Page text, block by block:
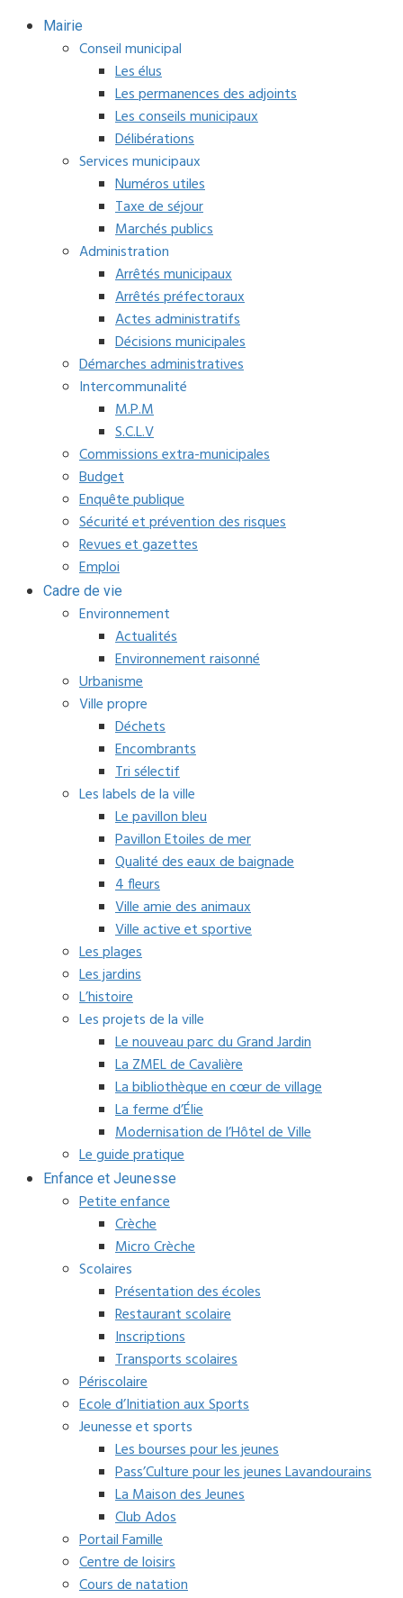
Mairie
Conseil municipal
Les élus
Les permanences des adjoints
Les conseils municipaux
Délibérations
Services municipaux
Numéros utiles
Taxe de séjour
Marchés publics
Administration
Arrêtés municipaux
Arrêtés préfectoraux
Actes administratifs
Décisions municipales
Démarches administratives
Intercommunalité
M.P.M
S.C.L.V
Commissions extra-municipales
Budget
Enquête publique
Sécurité et prévention des risques
Revues et gazettes
Emploi
Cadre de vie
Environnement
Actualités
Environnement raisonné
Urbanisme
Ville propre
Déchets
Encombrants
Tri sélectif
Les labels de la ville
Le pavillon bleu
Pavillon Etoiles de mer
Qualité des eaux de baignade
4 fleurs
Ville amie des animaux
Ville active et sportive
Les plages
Les jardins
L’histoire
Les projets de la ville
Le nouveau parc du Grand Jardin
La ZMEL de Cavalière
La bibliothèque en cœur de village
La ferme d’Élie
Modernisation de l’Hôtel de Ville
Le guide pratique
Enfance et Jeunesse
Petite enfance
Crèche
Micro Crèche
Scolaires
Présentation des écoles
Restaurant scolaire
Inscriptions
Transports scolaires
Périscolaire
Ecole d’Initiation aux Sports
Jeunesse et sports
Les bourses pour les jeunes
Pass’Culture pour les jeunes Lavandourains
La Maison des Jeunes
Club Ados
Portail Famille
Centre de loisirs
Cours de natation